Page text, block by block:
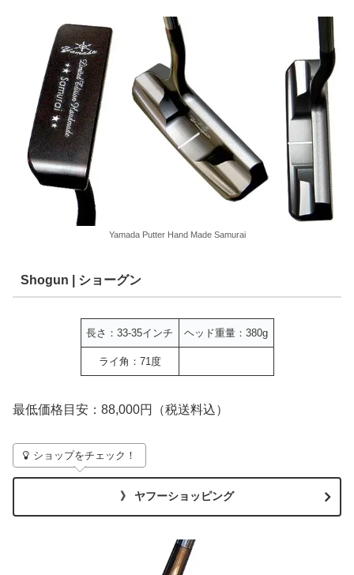
Yamada Putter Hand Made Samurai
Shogun | ショーグン
長さ：33-35インチ ヘッド重量：380g
ライ角：71度
最低価格目安：88,000円（税送料込）
ショップをチェック！
》 ヤフーショッピング